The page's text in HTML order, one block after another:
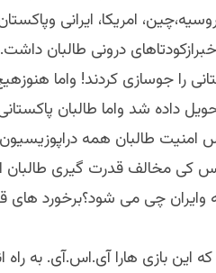
امریکا، ایرانی
درونی طالبان
را جوسازی کردند! واما
داده شد واما طالبان
امنیت طالبان همه
کی مخالف قدرت گیری طالبان
وایران چی می شود؟برخورد های
این بازی هارا آی.اس.آی. به راه